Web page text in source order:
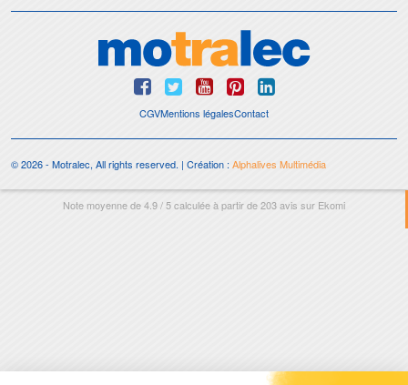
CGVMentions légalesContact
© 2026 - Motralec, All rights reserved. | Création :Alphalives Multimédia
Note moyenne de4.9/5calculée à partir de203avis sur Ekomi